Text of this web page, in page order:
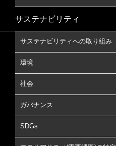
サステナビリティ
サステナビリティへの取り組み
環境
社会
ガバナンス
SDGs